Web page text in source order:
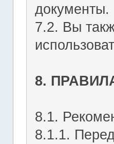
документы.
7.2. Вы
8.
8.1.
8.1.1.